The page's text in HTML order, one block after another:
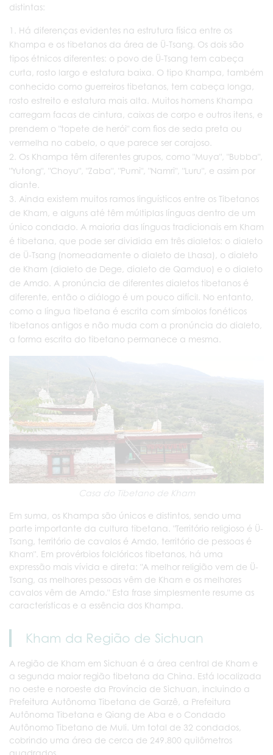
distintas:
Há diferenças evidentes na estrutura física entre os
Khampa e os tibetanos da área de Ü-Tsang. Os dois são
tipos étnicos diferentes: o povo de Ü-Tsang tem cabeça
curta, rosto largo e estatura baixa. O tipo Khampa, também
conhecido como guerreiros tibetanos, tem cabeça longa,
rosto estreito e estatura mais alta. Muitos homens Khampa
carregam facas de cintura, caixas de corpo e outros itens, e
prendem o "topete de herói" com fios de seda preta ou
vermelha no cabelo, o que parece ser corajoso.
Os Khampa têm diferentes grupos, como "Muya", "Bubba",
"Yutong", "Choyu", "Zaba", "Pumi", "Namri", "Luru", e assim por
diante.
Ainda existem muitos ramos linguísticos entre os Tibetanos
de Kham, e alguns até têm múltiplas línguas dentro de um
único condado. A maioria das línguas tradicionais em Kham
é tibetana, que pode ser dividida em três dialetos: o dialeto
de Ü-Tsang (nomeadamente o dialeto de Lhasa), o dialeto
de Kham (dialeto de Dege, dialeto de Qamduo) e o dialeto
de Amdo. A pronúncia de diferentes dialetos tibetanos é
diferente, então o diálogo é um pouco difícil. No entanto,
como a língua tibetana é escrita com símbolos fonéticos
tibetanos antigos e não muda com a pronúncia do dialeto,
a forma escrita do tibetano permanece a mesma.
Casa do Tibetano de Kham
Em suma, os Khampa são únicos e distintos, sendo uma
parte importante da cultura tibetana. "Território religioso é Ü-
Tsang, território de cavalos é Amdo, território de pessoas é
Kham". Em provérbios folclóricos tibetanos, há uma
expressão mais vívida e direta: "A melhor religião vem de Ü-
Tsang, as melhores pessoas vêm de Kham e os melhores
cavalos vêm de Amdo." Esta frase simplesmente resume as
características e a essência dos Khampa.
Kham da Região de Sichuan
A região de Kham em Sichuan é a área central de Kham e
a segunda maior região tibetana da China. Está localizada
no oeste e noroeste da Província de Sichuan, incluindo a
Prefeitura Autônoma Tibetana de Garzê, a Prefeitura
Autônoma Tibetana e Qiang de Aba e o Condado
Autônomo Tibetano de Muli. Um total de 32 condados,
cobrindo uma área de cerca de 249.800 quilômetros